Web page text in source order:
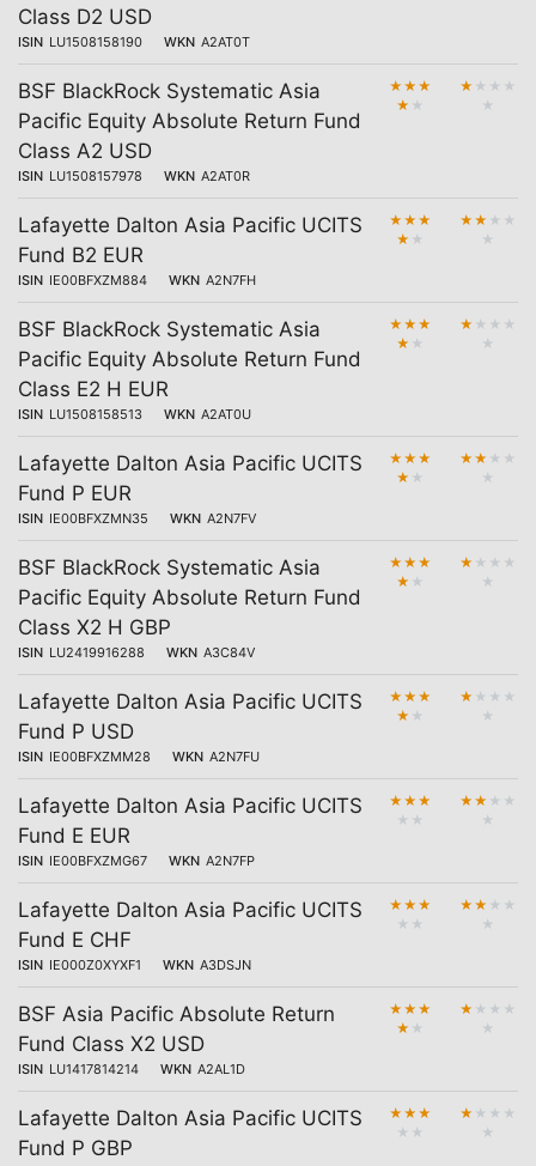
Class D2 USD
ISIN LU1508158190 WKN A2AT0T
BSF BlackRock Systematic Asia
Pacific Equity Absolute Return Fund
Class A2 USD
ISIN LU1508157978 WKN A2AT0R
★ ★ ★
★ ★
★ ★ ★ ★
★
Lafayette Dalton Asia Pacific UCITS
Fund B2 EUR
ISIN IE00BFXZM884 WKN A2N7FH
★ ★ ★
★ ★
★ ★ ★ ★
★
BSF BlackRock Systematic Asia
Pacific Equity Absolute Return Fund
Class E2 H EUR
ISIN LU1508158513 WKN A2AT0U
★ ★ ★
★ ★
★ ★ ★ ★
★
Lafayette Dalton Asia Pacific UCITS
Fund P EUR
ISIN IE00BFXZMN35 WKN A2N7FV
★ ★ ★
★ ★
★ ★ ★ ★
★
BSF BlackRock Systematic Asia
Pacific Equity Absolute Return Fund
Class X2 H GBP
ISIN LU2419916288 WKN A3C84V
★ ★ ★
★ ★
★ ★ ★ ★
★
Lafayette Dalton Asia Pacific UCITS
Fund P USD
ISIN IE00BFXZMM28 WKN A2N7FU
★ ★ ★
★ ★
★ ★ ★ ★
★
Lafayette Dalton Asia Pacific UCITS
Fund E EUR
ISIN IE00BFXZMG67 WKN A2N7FP
★ ★ ★
★ ★
★ ★ ★ ★
★
Lafayette Dalton Asia Pacific UCITS
Fund E CHF
ISIN IE000Z0XYXF1 WKN A3DSJN
★ ★ ★
★ ★
★ ★ ★ ★
★
BSF Asia Pacific Absolute Return
Fund Class X2 USD
ISIN LU1417814214 WKN A2AL1D
★ ★ ★
★ ★
★ ★ ★ ★
★
Lafayette Dalton Asia Pacific UCITS
Fund P GBP
★ ★ ★
★ ★
★ ★ ★ ★
★